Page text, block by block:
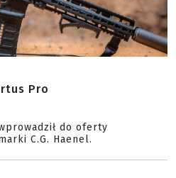
Pro
do oferty
C.G. Haenel.